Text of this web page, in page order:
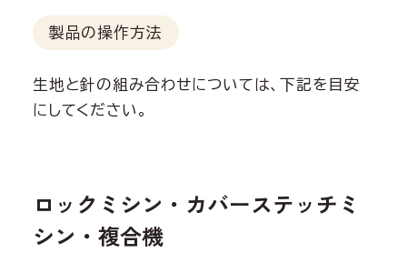
製品の操作方法
生地と針の組み合わせについては、下記を目安
にしてください。
ロックミシン・カバーステッチミ
シン・複合機